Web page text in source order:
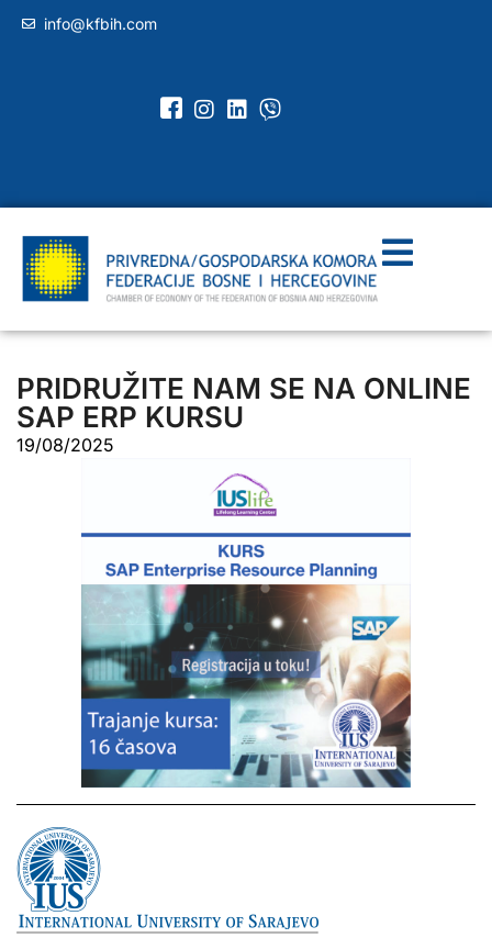
info@kfbih.com
PRIDRUŽITE NAM SE NA ONLINE
SAP ERP KURSU
19/08/2025